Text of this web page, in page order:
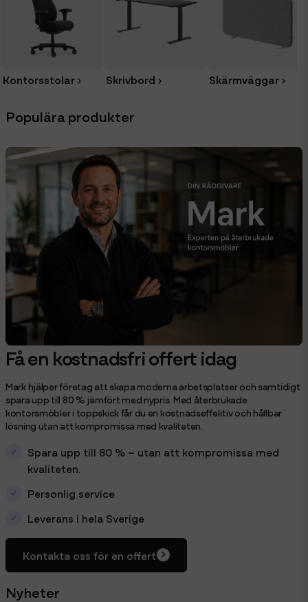
Kontorsstolar Skrivbord Skärmväggar
Populära produkter
Få en kostnadsfri offert idag
Mark hjälper företag att skapa moderna arbetsplatser och samtidigt
spara upp till 80 % jämfört med nypris. Med återbrukade
kontorsmöbler i toppskick får du en kostnadseffektiv och hållbar
lösning utan att kompromissa med kvaliteten.
Spara upp till 80 % – utan att kompromissa med
kvaliteten.
Personlig service
Leverans i hela Sverige
Kontakta oss för en offert
Nyheter